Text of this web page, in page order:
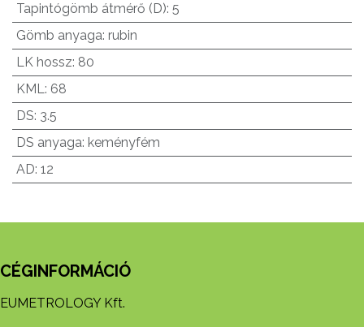
Tapintógömb átmérő (D): 5
Gömb anyaga: rubin
LK hossz: 80
KML: 68
DS: 3.5
DS anyaga: keményfém
AD: 12
CÉGINFORMÁCIÓ
EUMETROLOGY Kft.